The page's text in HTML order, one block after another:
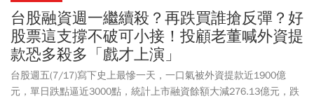
台股融資週一繼續殺？再跌買誰搶反彈？好
股票這支撐不破可小接！投顧老董喊外資提
款恐多殺多「戲才上演」
台股週五(7/17)寫下史上最慘一天，一口氣被外資提款近1900億
元，單日跌點逼近3000點，統計上市融資餘額大減276.13億元，跌